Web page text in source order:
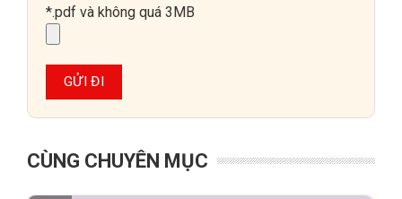
*.pdf và không quá 3MB
CÙNG CHUYÊN MỤC